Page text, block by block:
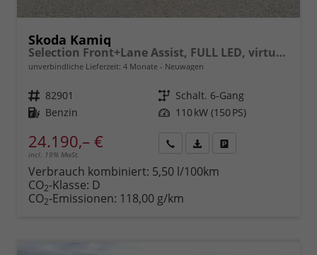
Skoda Kamiq
Selection Front+Lane Assist, FULL LED, virtuelles Cockpit, , Climatronic, Parksensoren, ISOFIX, el. Fensterheber, Tempomat, Sitzhzg. uvm.
unverbindliche Lieferzeit: 4 Monate Neuwagen
Fahrzeugnr. 82901 Getriebe Schalt. 6-Gang
Kraftstoff Benzin Leistung 110 kW (150 PS)
24.190,– €
incl. 19% MwSt.
anfordern
Datei,
Verbrauch kombiniert: 5,50 l/100km
CO2-Klasse: D
CO2-Emissionen: 118,00 g/km